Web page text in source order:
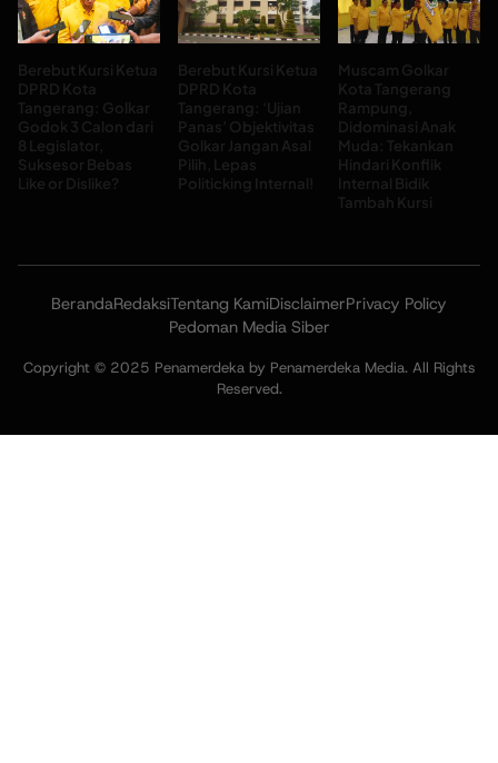
Berebut Kursi Ketua
DPRD Kota
Tangerang: Golkar
Godok 3 Calon dari
8 Legislator,
Suksesor Bebas
Like or Dislike?
Berebut Kursi Ketua
DPRD Kota
Tangerang: ‘Ujian
Panas’ Objektivitas
Golkar Jangan Asal
Pilih, Lepas
Politicking Internal!
Muscam Golkar
Kota Tangerang
Rampung,
Didominasi Anak
Muda: Tekankan
Hindari Konflik
Internal Bidik
Tambah Kursi
BerandaRedaksiTentang KamiDisclaimerPrivacy Policy
Pedoman Media Siber
Copyright © 2025 Penamerdeka by Penamerdeka Media. All Rights
Reserved.